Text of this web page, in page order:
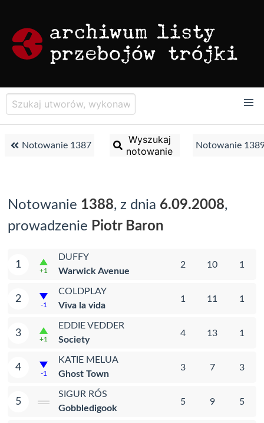
Notowanie 1387
Wyszukaj
notowanie
Notowanie
Notowanie 1388, z dnia 6.09.2008,
prowadzenie Piotr Baron
1
+1
DUFFY
Warwick Avenue
2 10 1
2
-1
COLDPLAY
Viva la vida
1 11 1
3
+1
EDDIE VEDDER
Society
4 13 1
4
-1
KATIE MELUA
Ghost Town
3 7 3
5
SIGUR RÓS
Gobbledigook
5 9 5